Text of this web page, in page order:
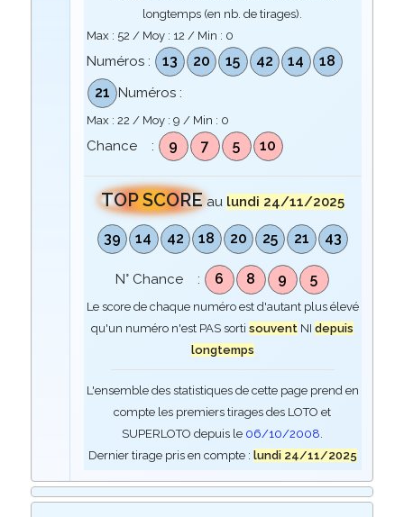
longtemps (en nb. de tirages).
Max : 52 / Moy : 12 / Min : 0
Numéros : 13 20 15 42 14
18
21 Numéros :
Max : 22 / Moy : 9 / Min : 0
Chance : 9 7 5 10
TOP SCORE au lundi 24/11/2025
39 14 42 18 20 25 21 43
N° Chance : 6 8 9 5
Le score de chaque numéro est d'autant plus élevé
qu'un numéro n'est PAS sortisouvent NIdepuis
longtemps
L'ensemble des statistiques de cette page prend en
compte les premiers tirages des LOTO et
SUPERLOTO depuis le 06/10/2008.
Dernier tirage pris en compte : lundi 24/11/2025